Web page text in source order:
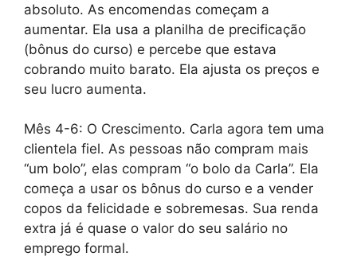
absoluto. As encomendas começam a
aumentar. Ela usa a planilha de precificação
(bônus do curso) e percebe que estava
cobrando muito barato. Ela ajusta os preços e
seu lucro aumenta.
Mês 4-6: O Crescimento. Carla agora tem uma
clientela fiel. As pessoas não compram mais
“um bolo”, elas compram “o bolo da Carla”. Ela
começa a usar os bônus do curso e a vender
copos da felicidade e sobremesas. Sua renda
extra já é quase o valor do seu salário no
emprego formal.